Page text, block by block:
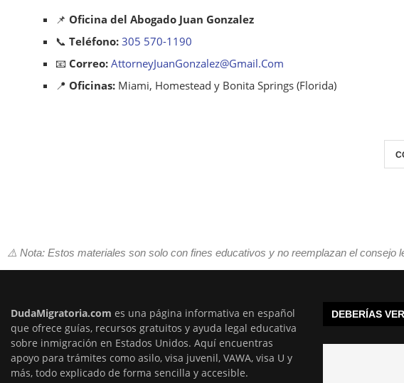
📌 Oficina del Abogado Juan Gonzalez
📞 Teléfono: 305 570-1190
📧 Correo: AttorneyJuanGonzalez@Gmail.Com
📍 Oficinas: Miami, Homestead y Bonita Springs (Florida)
⚠️ Nota: Estos materiales son solo con fines educativos y no reemplazan el consejo
DudaMigratoria.com es una página informativa en español
que ofrece guías, recursos gratuitos y ayuda legal educativa
sobre inmigración en Estados Unidos. Aquí encuentras
apoyo para trámites como asilo, visa juvenil, VAWA, visa U y
más, todo explicado de forma sencilla y accesible.
DEBERÍAS VER